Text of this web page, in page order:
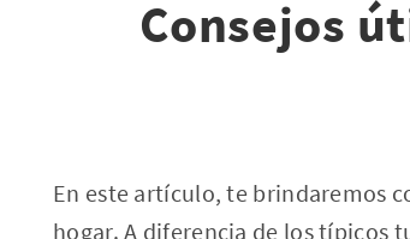
Consejos
En este artículo, te brindaremos
hogar. A diferencia de los típicos